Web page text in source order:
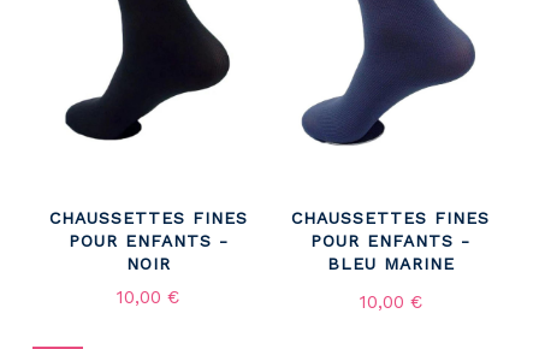
CHAUSSETTES FINES
POUR ENFANTS -
NOIR
10,00 €
CHAUSSETTES FINES
POUR ENFANTS -
BLEU MARINE
10,00 €